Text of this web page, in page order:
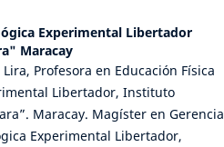
Experimental Libertador
Maracay
Profesora en Educación Física
Libertador, Instituto
Maracay. Magíster en Gerencia
Experimental Libertador,